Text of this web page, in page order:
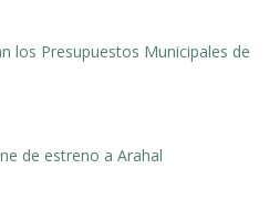
los Presupuestos Municipales de
de estreno a Arahal